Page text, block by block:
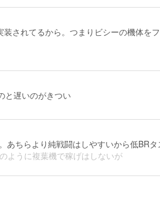
されてるから。つまりビシーの機体を
と遅いのがきつい
あちらより純戦闘はしやすいから低BRタ
ように複葉機で稼げはしないが